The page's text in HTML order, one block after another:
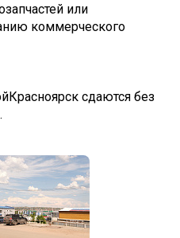
или
коммерческого
сдаются без